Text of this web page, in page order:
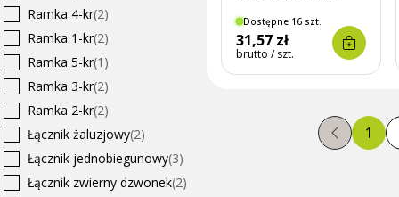
Ramka 4-kr(2)
Ramka 1-kr(2)
Ramka 5-kr(1)
Ramka 3-kr(2)
Ramka 2-kr(2)
Łącznik żaluzjowy(2)
Łącznik jednobiegunowy(3)
Łącznik zwierny dzwonek(2)
Ospel Sonata Biały
Dostępne 16 szt.
31,57 zł
brutto / szt.
1